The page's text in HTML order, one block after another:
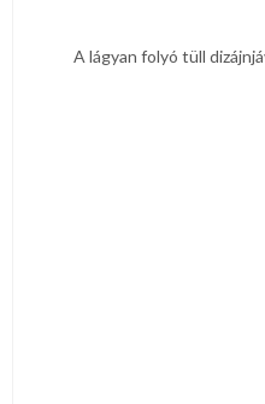
A lágyan folyó tüll